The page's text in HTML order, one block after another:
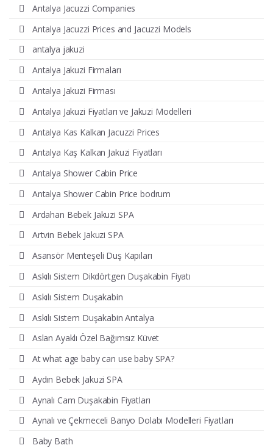
Antalya Jacuzzi Companies
Antalya Jacuzzi Prices and Jacuzzi Models
antalya jakuzi
Antalya Jakuzi Firmaları
Antalya Jakuzi Firması
Antalya Jakuzi Fiyatları ve Jakuzi Modelleri
Antalya Kas Kalkan Jacuzzi Prices
Antalya Kaş Kalkan Jakuzi Fiyatları
Antalya Shower Cabin Price
Antalya Shower Cabin Price bodrum
Ardahan Bebek Jakuzi SPA
Artvin Bebek Jakuzi SPA
Asansör Menteşeli Duş Kapıları
Askılı Sistem Dikdörtgen Duşakabin Fiyatı
Askılı Sistem Duşakabin
Askılı Sistem Duşakabin Antalya
Aslan Ayaklı Özel Bağımsız Küvet
At what age baby can use baby SPA?
Aydın Bebek Jakuzi SPA
Aynalı Cam Duşakabin Fiyatları
Aynalı ve Çekmeceli Banyo Dolabı Modelleri Fiyatları
Baby Bath